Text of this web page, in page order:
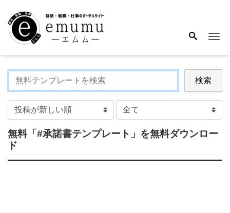
検索
無料「#承諾書テンプレート」 を無料ダウンロー
ド